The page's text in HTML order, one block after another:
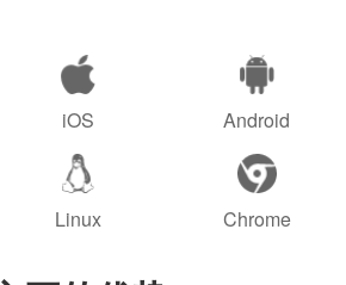
iOS Android
Linux Chrome